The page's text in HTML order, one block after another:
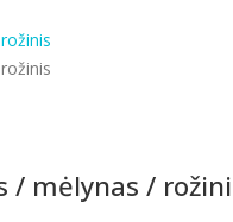
/ mėlynas /